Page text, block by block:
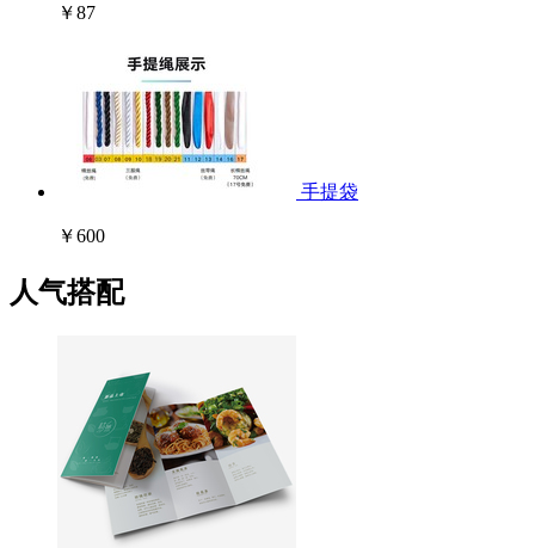
￥87
手提袋
￥600
人气搭配